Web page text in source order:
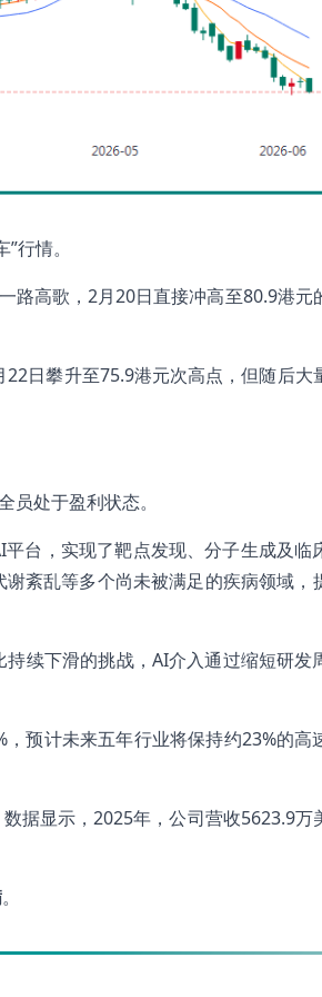
行情。
路高歌，2月20日直接冲高至80.9港元
日攀升至75.9港元次高点，但随后大
处于盈利状态。
台，实现了靶点发现、分子生成及临
紊乱等多个尚未被满足的疾病领域，
续下滑的挑战，AI介入通过缩短研发
预计未来五年行业将保持约23%的高
数据显示，2025年，公司营收5623.9万
。